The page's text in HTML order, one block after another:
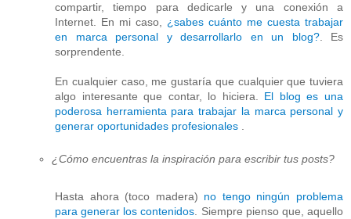
compartir, tiempo para dedicarle y una conexión a
Internet. En mi caso, ¿sabes cuánto me cuesta trabajar
en marca personal y desarrollarlo en un blog?. Es
sorprendente.
En cualquier caso, me gustaría que cualquier que tuviera
algo interesante que contar, lo hiciera. El blog es una
poderosa herramienta para trabajar la marca personal y
generar oportunidades profesionales
¿Cómo encuentras la inspiración para escribir tus posts?
Hasta ahora (toco madera) no tengo ningún problema
para generar los contenidos . Siempre pienso que, aquello